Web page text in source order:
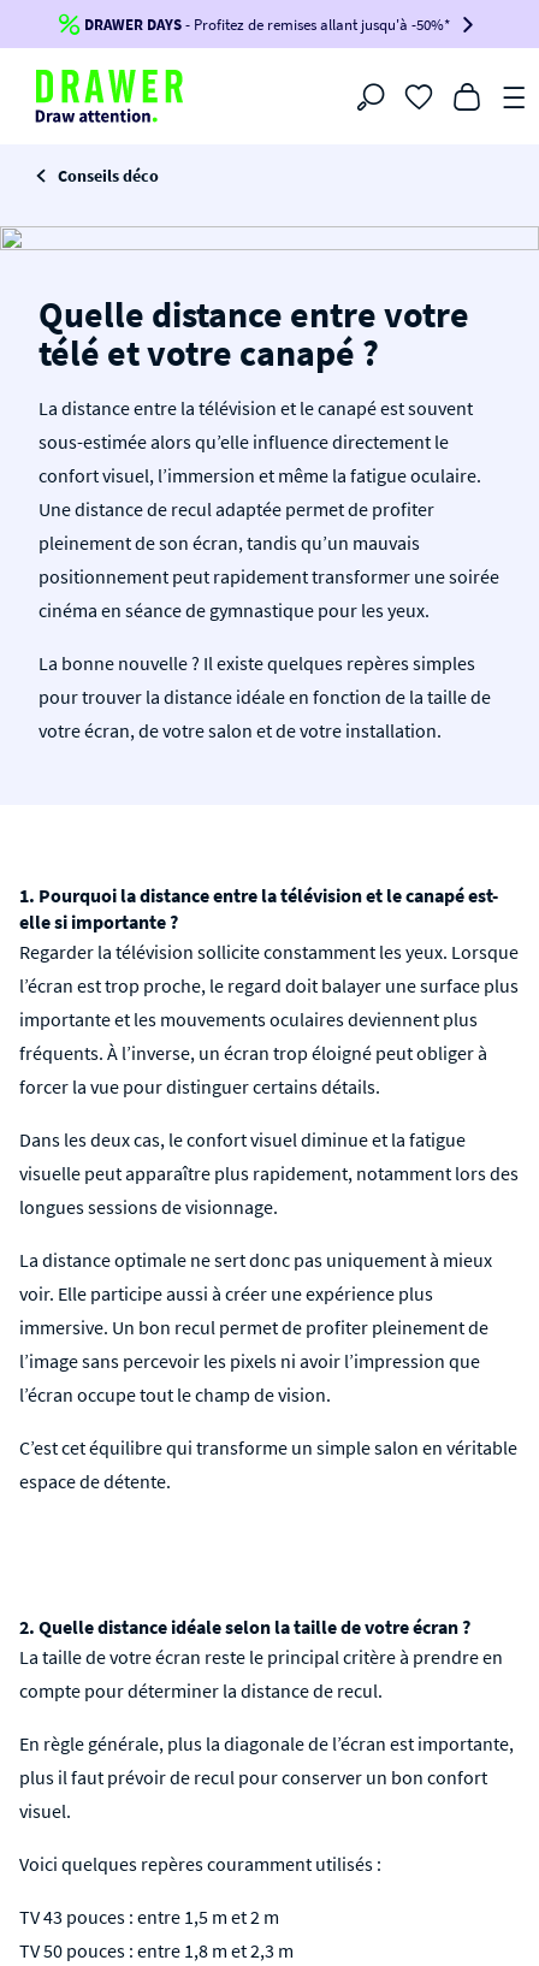
Jusqu'à-100€*sur votre commande !
BIKINI100
-voir conditions en bas de page-
DRAWER DAYS- Profitez de remises allant jusqu'à -50%*
Filtrer
Conseils déco
Quelle distance entre votre
télé et votre canapé ?
La distance entre la télévision et le canapé est souvent
sous-estimée alors qu’elle influence directement le
confort visuel, l’immersion et même la fatigue oculaire.
Une distance de recul adaptée permet de profiter
pleinement de son écran, tandis qu’un mauvais
positionnement peut rapidement transformer une soirée
cinéma en séance de gymnastique pour les yeux.
La bonne nouvelle ? Il existe quelques repères simples
pour trouver la distance idéale en fonction de la taille de
votre écran, de votre salon et de votre installation.
1. Pourquoi la distance entre la télévision et le canapé est-
elle si importante ?
Regarder la télévision sollicite constamment les yeux. Lorsque
l’écran est trop proche, le regard doit balayer une surface plus
importante et les mouvements oculaires deviennent plus
fréquents. À l’inverse, un écran trop éloigné peut obliger à
forcer la vue pour distinguer certains détails.
Dans les deux cas, le confort visuel diminue et la fatigue
visuelle peut apparaître plus rapidement, notamment lors des
longues sessions de visionnage.
La distance optimale ne sert donc pas uniquement à mieux
voir. Elle participe aussi à créer une expérience plus
immersive. Un bon recul permet de profiter pleinement de
l’image sans percevoir les pixels ni avoir l’impression que
l’écran occupe tout le champ de vision.
C’est cet équilibre qui transforme un simple salon en véritable
espace de détente.
2. Quelle distance idéale selon la taille de votre écran ?
La taille de votre écran reste le principal critère à prendre en
compte pour déterminer la distance de recul.
En règle générale, plus la diagonale de l’écran est importante,
plus il faut prévoir de recul pour conserver un bon confort
visuel.
Voici quelques repères couramment utilisés :
TV 43 pouces : entre 1,5 m et 2 m
TV 50 pouces : entre 1,8 m et 2,3 m